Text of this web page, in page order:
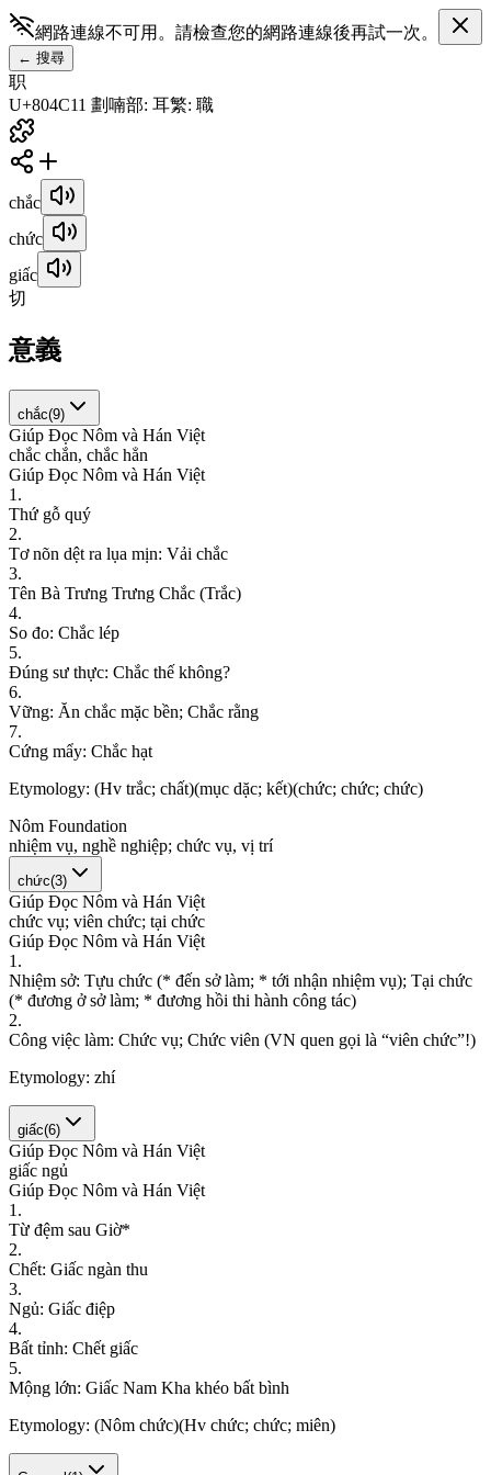
網路連線不可用。請檢查您的網路連線後再試一次。
← 搜尋
职
U+804C11 劃 喃部: 耳繁: 職
chắc
chức
giấc
切
意義
chắc(9)
Giúp Đọc Nôm và Hán Việt
chắc chắn, chắc hẳn
Giúp Đọc Nôm và Hán Việt
1 .
Thứ gỗ quý
2.
Tơ nõn dệt ra lụa mịn: Vải chắc
3.
Tên Bà Trưng Trưng Chắc (Trắc)
4.
So đo: Chắc lép
5.
Đúng sư thực: Chắc thế không?
6.
Vững: Ăn chắc mặc bền; Chắc rằng
7.
Cứng mẩy: Chắc hạt
Etymology: (Hv trắc; chất)(mục dặc; kết)(chức; chức; chức)
Nôm Foundation
nhiệm vụ, nghề nghiệp; chức vụ, vị trí
chức(3)
Giúp Đọc Nôm và Hán Việt
chức vụ; viên chức; tại chức
Giúp Đọc Nôm và Hán Việt
1 .
Nhiệm sở: Tựu chức (* đến sở làm; * tới nhận nhiệm vụ); Tại chức
(* đương ở sở làm; * đương hồi thi hành công tác)
2.
Công việc làm: Chức vụ; Chức viên (VN quen gọi là “viên chức”!)
Etymology: zhí
giấc(6)
Giúp Đọc Nôm và Hán Việt
giấc ngủ
Giúp Đọc Nôm và Hán Việt
1 .
Từ đệm sau Giờ*
2.
Chết: Giấc ngàn thu
3.
Ngủ: Giấc điệp
4.
Bất tỉnh: Chết giấc
5.
Mộng lớn: Giấc Nam Kha khéo bất bình
Etymology: (Nôm chức)(Hv chức; chức; miên)